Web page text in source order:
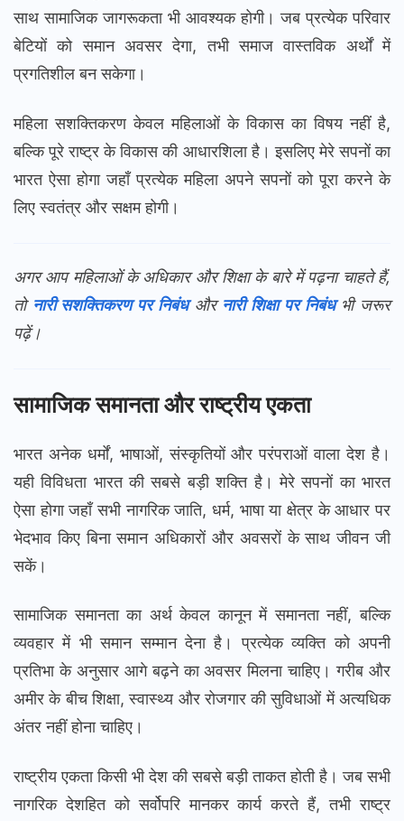
साथ सामाजिक जागरूकता भी आवश्यक होगी। जब प्रत्येक परिवार
बेटियों को समान अवसर देगा, तभी समाज वास्तविक अर्थों में
प्रगतिशील बन सकेगा।
महिला सशक्तिकरण केवल महिलाओं के विकास का विषय नहीं है,
बल्कि पूरे राष्ट्र के विकास की आधारशिला है। इसलिए मेरे सपनों का
भारत ऐसा होगा जहाँ प्रत्येक महिला अपने सपनों को पूरा करने के
लिए स्वतंत्र और सक्षम होगी।
अगर आप महिलाओं के अधिकार और शिक्षा के बारे में पढ़ना चाहते हैं,
तो नारी सशक्तिकरण पर निबंधऔर नारी शिक्षा पर निबंधभी जरूर
पढ़ें।
सामाजिक समानता और राष्ट्रीय एकता
भारत अनेक धर्मों, भाषाओं, संस्कृतियों और परंपराओं वाला देश है।
यही विविधता भारत की सबसे बड़ी शक्ति है। मेरे सपनों का भारत
ऐसा होगा जहाँ सभी नागरिक जाति, धर्म, भाषा या क्षेत्र के आधार पर
भेदभाव किए बिना समान अधिकारों और अवसरों के साथ जीवन जी
सकें।
सामाजिक समानता का अर्थ केवल कानून में समानता नहीं, बल्कि
व्यवहार में भी समान सम्मान देना है। प्रत्येक व्यक्ति को अपनी
प्रतिभा के अनुसार आगे बढ़ने का अवसर मिलना चाहिए। गरीब और
अमीर के बीच शिक्षा, स्वास्थ्य और रोजगार की सुविधाओं में अत्यधिक
अंतर नहीं होना चाहिए।
राष्ट्रीय एकता किसी भी देश की सबसे बड़ी ताकत होती है। जब सभी
नागरिक देशहित को सर्वोपरि मानकर कार्य करते हैं, तभी राष्ट्र